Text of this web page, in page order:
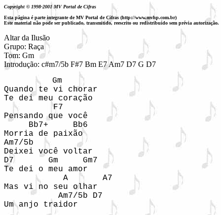
Copyright © 1998-2001 MV Portal de Cifras
Esta página é parte integrante de MV Portal de Cifras (http://www.mvhp.com.br)
Este material não pode ser publicado, transmitido, reescrito ou redistribuído sem prévia autorização.
Altar da Ilusão
Grupo: Raça
Tom: Gm
Introdução: c#m7/5b F#7 Bm E7 Am7 D7 G D7
         Gm
Quando te vi chorar
Te dei meu coração
          F7
Pensando que você
     Bb7+     Bb6
Morria de paixão
Am7/5b
Deixei você voltar
D7       Gm     Gm7
Te dei o meu amor
            A       A7
Mas vi no seu olhar
           Am7/5b D7
Um anjo traidor